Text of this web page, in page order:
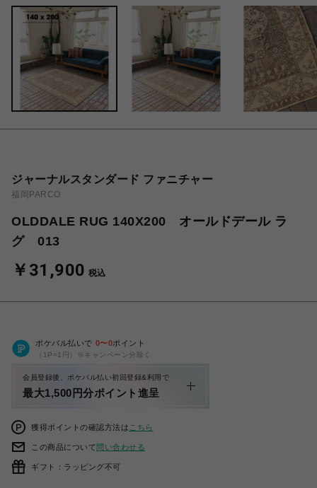
ジャーナルスタンダード ファニチャー
福岡PARCO
OLDDALE RUG 140X200 オールドデール ラ
グ 013
￥31,900 税込
ポケパル払いで 0〜0ポイント
（1P=1円）※キャンペーン分除く
会員登録後、ポケパル払い初回登録&利用で
最大1,500円分ポイント進呈
獲得ポイントの確認方法は こちら
この商品について問い合わせる
ギフト：ラッピング不可